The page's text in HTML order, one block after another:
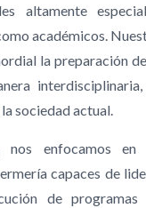
altamente
académicos.
la preparación
sociedad actual.
nos enfocamos
capaces de
de